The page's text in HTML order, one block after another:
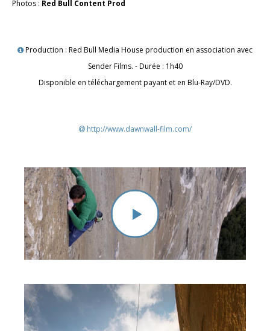
Photos : Red Bull Content Prod
Production : Red Bull Media House production en association avec
Sender Films. - Durée : 1h40
Disponible en téléchargement payant et en Blu-Ray/DVD.
http://www.dawnwall-film.com/